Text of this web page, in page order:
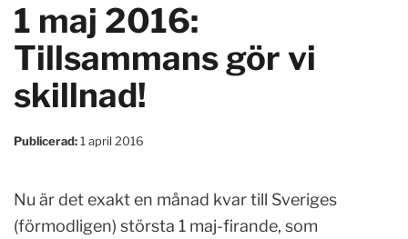
1 maj 2016:
Tillsammans gör vi
skillnad!
Publicerad:1 april 2016
Nu är det exakt en månad kvar till Sveriges
(förmodligen) största 1 maj-firande, som